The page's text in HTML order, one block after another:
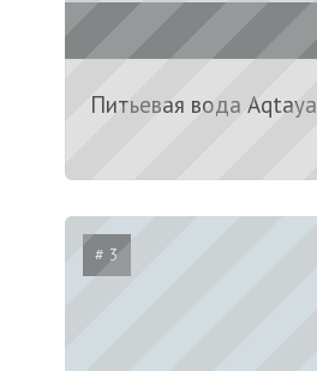
Питьевая вода Aqtaya
# 3